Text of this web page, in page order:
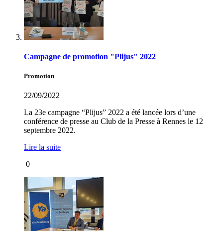
Campagne de promotion "Plijus" 2022
Promotion
22/09/2022
La 23e campagne “Plijus” 2022 a été lancée lors d’une
conférence de presse au Club de la Presse à Rennes le 12
septembre 2022.
Lire la suite
0